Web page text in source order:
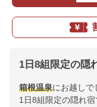
1日8組限定の隠
箱根温泉にお越しで
1日8組限定の隠れ